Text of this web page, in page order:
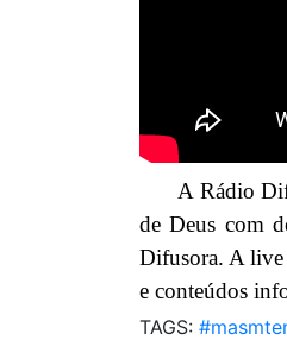
A Rádio
de Deus com
Difusora. Alive
e conteúdos
TAGS: